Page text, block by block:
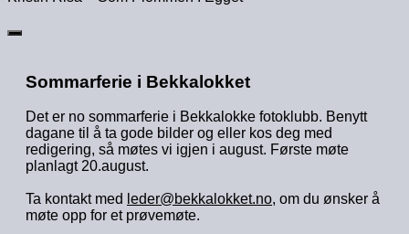
Sommarferie i Bekkalokket
Det er no sommarferie i Bekkalokke fotoklubb. Benytt
dagane til å ta gode bilder og eller kos deg med
redigering, så møtes vi igjen i august. Første møte
planlagt 20.august.
Ta kontakt med leder@bekkalokket.no, om du ønsker å
møte opp for et prøvemøte.